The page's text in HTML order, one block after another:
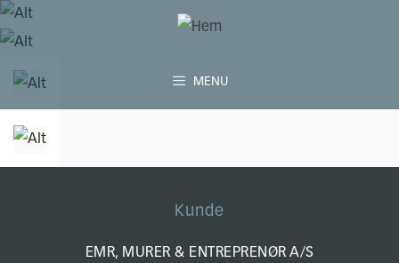
Hop
til
indhold
MENU
Kunde
EMR, MURER & ENTREPRENØR A/S